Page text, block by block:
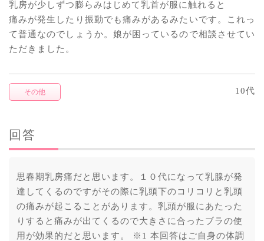
乳房が少しずつ膨らみはじめて乳首が服に触れると
痛みが発生したり振動でも痛みがあるみたいです。これっ
て普通なのでしょうか。娘が困っているので相談させてい
ただきました。
その他 10代
回答
思春期乳房痛だと思います。１０代になって乳腺が発
達してくるのですがその際に乳頭下のコリコリと乳頭
の痛みが起こることがあります。乳頭が服にあたった
りすると痛みが出てくるので大きさに合ったブラの使
用が効果的だと思います。 ※1 本回答はご自身の体調